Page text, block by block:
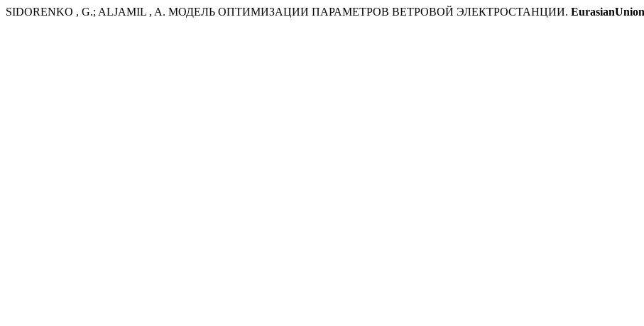
SIDORENKO , G.; ALJAMIL , A. МОДЕЛЬ ОПТИМИЗАЦИИ ПАРАМЕТРОВ ВЕТРОВОЙ ЭЛЕКТРОСТАНЦИИ.